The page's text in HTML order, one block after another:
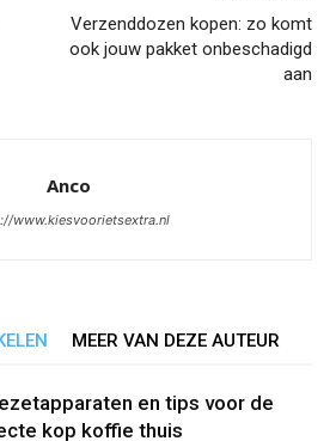
Verzenddozen kopen: zo komt
ook jouw pakket onbeschadigd
aan
Anco
www.kiesvoorietsextra.nl
MEER VAN DEZE AUTEUR
en tips voor de
kop koffie thuis